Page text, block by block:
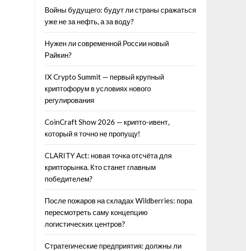
Войны будущего: будут ли страны сражаться
уже не за нефть, а за воду?
Нужен ли современной России новый
Райкин?
IX Crypto Summit — первый крупный
криптофорум в условиях нового
регулирования
CoinCraft Show 2026 — крипто-ивент,
который я точно не пропущу!
CLARITY Act: новая точка отсчёта для
крипторынка. Кто станет главным
победителем?
После пожаров на складах Wildberries: пора
пересмотреть саму концепцию
логистических центров?
Стратегические предприятия: должны ли